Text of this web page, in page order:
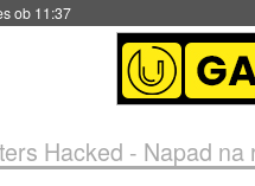
ob 11:37
Hacked - Napad